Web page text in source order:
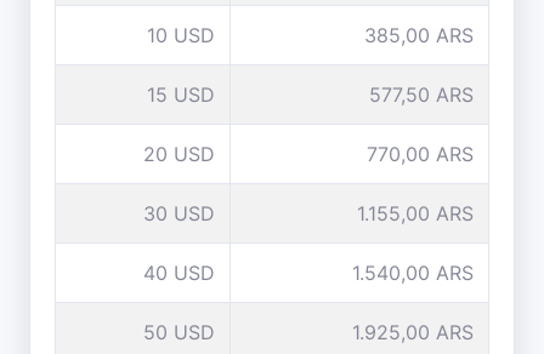
10 USD 385,00 ARS
15 USD 577,50 ARS
20 USD 770,00 ARS
30 USD 1.155,00 ARS
40 USD 1.540,00 ARS
50 USD 1.925,00 ARS